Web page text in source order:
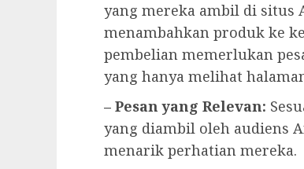
yang mereka ambil di situs
menambahkan produk ke
pembelian memerlukan
yang hanya melihat
– Pesan yang Relevan:
yang diambil oleh audiens
menarik perhatian mereka.